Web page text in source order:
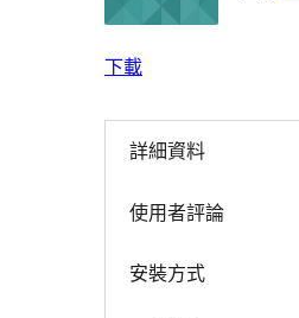
下載
詳細資料
使用者評論
安裝方式